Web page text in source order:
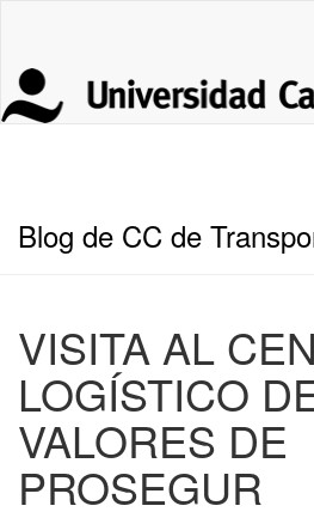
Blog de CC de
VISITA AL
LOGÍSTICO
VALORES DE
PROSEGUR